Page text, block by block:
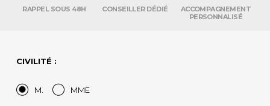
RAPPEL SOUS 48H CONSEILLER DÉDIÉ
ACCOMPAGNEMENT
PERSONNALISÉ
CIVILITÉ :
M. MME